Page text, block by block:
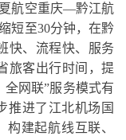
航空重庆—黔江航
短至30分钟，在黔
快、流程快、服务
旅客出行时间，提
网联”服务模式有
推进了江北机场国
建起航线互联、